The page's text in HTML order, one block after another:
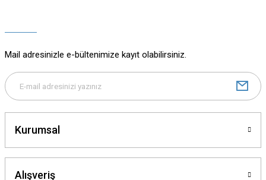
Bu ürüne benzer farklı alternatifler olmalı.
Mail adresinizle e-bültenimize kayıt olabilirsiniz.
Kurumsal
Alışveriş